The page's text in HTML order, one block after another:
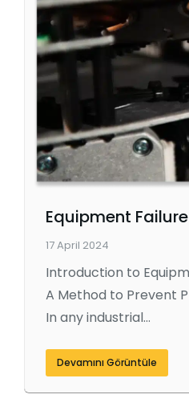
Equipment
17 April 2024
Introduction to
A Method to Prevent
In any industrial…
Devamını Görüntüle